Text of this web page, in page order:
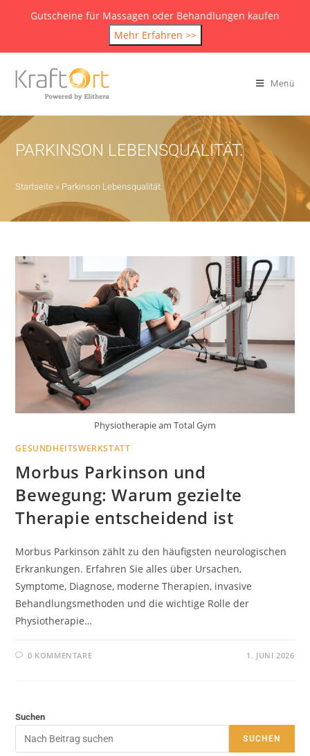
Gutscheine für Massagen oder Behandlungen kaufen
Mehr Erfahren >>
Menü
PARKINSON LEBENSQUALITÄT.
Startseite » Parkinson Lebensqualität.
Physiotherapie am Total Gym
GESUNDHEITSWERKSTATT
Morbus Parkinson und
Bewegung: Warum gezielte
Therapie entscheidend ist
Morbus Parkinson zählt zu den häufigsten neurologischen
Erkrankungen. Erfahren Sie alles über Ursachen,
Symptome, Diagnose, moderne Therapien, invasive
Behandlungsmethoden und die wichtige Rolle der
Physiotherapie…
0 KOMMENTARE 1. JUNI 2026
Suchen
SUCHEN